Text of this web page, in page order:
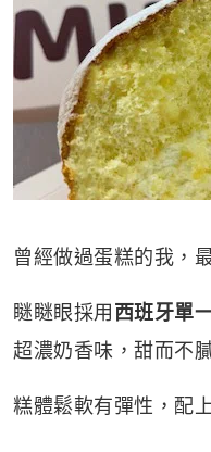
曾經做過蛋糕的我，
瞇瞇眼採用 西班牙單
超濃奶香味，甜而不膩
糕體鬆軟有彈性，配